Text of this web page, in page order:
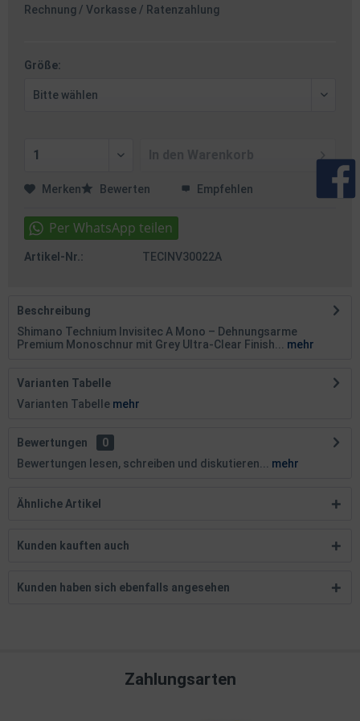
Rechnung / Vorkasse / Ratenzahlung
Größe:
Merken Bewerten Empfehlen
Artikel-Nr.: TECINV30022A
Beschreibung
Shimano Technium Invisitec A Mono – Dehnungsarme
Premium Monoschnur mit Grey Ultra-Clear Finish...
mehr
Varianten Tabelle
Varianten Tabelle mehr
Bewertungen
0
Bewertungen lesen, schreiben und diskutieren...
mehr
Ähnliche Artikel
Kunden kauften auch
Kunden haben sich ebenfalls angesehen
Zahlungsarten